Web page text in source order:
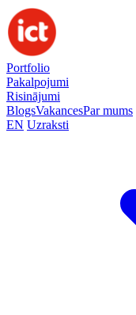
Portfolio
Pakalpojumi
Risinājumi
BlogsVakancesPar mums
EN Uzraksti